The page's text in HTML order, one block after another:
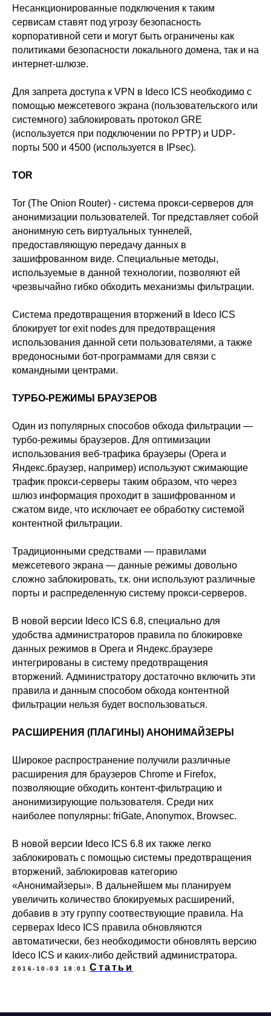
Несанкционированные подключения к таким
сервисам ставят под угрозу безопасность
корпоративной сети и могут быть ограничены как
политиками безопасности локального домена, так и на
интернет-шлюзе.
Для запрета доступа к VPN в Ideco ICS необходимо с
помощью межсетевого экрана (пользовательского или
системного) заблокировать протокол GRE
(используется при подключении по PPTP) и UDP-
порты 500 и 4500 (используется в IPsec).
TOR
Tor (The Onion Router) - система прокси-серверов для
анонимизации пользователей. Tor представляет собой
анонимную сеть виртуальных туннелей,
предоставляющую передачу данных в
зашифрованном виде. Специальные методы,
используемые в данной технологии, позволяют ей
чрезвычайно гибко обходить механизмы фильтрации.
Система предотвращения вторжений в Ideco ICS
блокирует tor exit nodes для предотвращения
использования данной сети пользователями, а также
вредоносными бот-программами для связи с
командными центрами.
ТУРБО-РЕЖИМЫ БРАУЗЕРОВ
Один из популярных способов обхода фильтрации —
турбо-режимы браузеров. Для оптимизации
использования веб-трафика браузеры (Opera и
Яндекс.браузер, например) используют сжимающие
трафик прокси-серверы таким образом, что через
шлюз информация проходит в зашифрованном и
сжатом виде, что исключает ее обработку системой
контентной фильтрации.
Традиционными средствами — правилами
межсетевого экрана — данные режимы довольно
сложно заблокировать, т.к. они используют различные
порты и распределенную систему прокси-серверов.
В новой версии Ideco ICS 6.8, специально для
удобства администраторов правила по блокировке
данных режимов в Opera и Яндекс.браузере
интегрированы в систему предотвращения
вторжений. Администратору достаточно включить эти
правила и данным способом обхода контентной
фильтрации нельзя будет воспользоваться.
РАСШИРЕНИЯ (ПЛАГИНЫ) АНОНИМАЙЗЕРЫ
Широкое распространение получили различные
расширения для браузеров Chrome и Firefox,
позволяющие обходить контент-фильтрацию и
анонимизирующие пользователя. Среди них
наиболее популярны: friGate, Anonymox, Browsec.
В новой версии Ideco ICS 6.8 их также легко
заблокировать с помощью системы предотвращения
вторжений, заблокировав категорию
«Анонимайзеры». В дальнейшем мы планируем
увеличить количество блокируемых расширений,
добавив в эту группу соотвествующие правила. На
серверах Ideco ICS правила обновляются
автоматически, без необходимости обновлять версию
Ideco ICS и каких-либо действий администратора.
2016-10-03 18:01 Статьи
© ideco 2005-2026 · Все права защищены
Условия использования
Политика обработки персональных данных
expert@ideco.ru
Обучение в вузах
Партнеры
Выбрать
интегратора
Авторизованные центры
О компании
Новости
Признание и аналитика
Карьера в Ideco
Инвесторам
Ideco NGFW Novum
Сертификация ФСТЭК
Документация
Сравнение версий
Прошлые ревизии ПАК
DNS Security в NGFW
Релизы Ideco
Информационная
безопасность в решениях
Дорожная карта
Youtube
MAX
Создаем вместе
620 066, Россия, г. Екатеринбург,
ИНН 6670208848
ООО «Айдеко»
при поддержке Фонда